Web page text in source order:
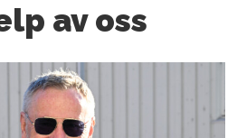
av oss